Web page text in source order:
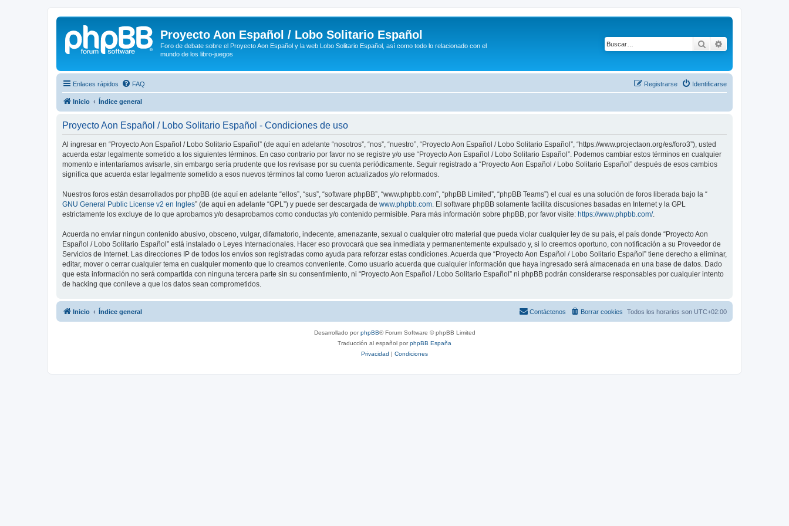
Proyecto Aon Español / Lobo Solitario Español
Foro de debate sobre el Proyecto Aon Español y la web Lobo Solitario Español, así como todo lo relacionado con el
mundo de los libro-juegos
Buscar
Enlaces rápidos FAQ Identificarse
Registrarse
Inicio Índice general
Proyecto Aon Español / Lobo Solitario Español - Condiciones de uso
Al ingresar en “Proyecto Aon Español / Lobo Solitario Español” (de aquí en adelante “nosotros”, “nos”, “nuestro”, “Proyecto Aon Español / Lobo Solitario Español”, “https://www.projectaon.org/es/foro3”), usted
acuerda estar legalmente sometido a los siguientes términos. En caso contrario por favor no se registre y/o use “Proyecto Aon Español / Lobo Solitario Español”. Podemos cambiar estos términos en cualquier
momento e intentaríamos avisarle, sin embargo sería prudente que los revisase por su cuenta periódicamente. Seguir registrado a “Proyecto Aon Español / Lobo Solitario Español” después de esos cambios
significa que acuerda estar legalmente sometido a esos nuevos términos tal como fueron actualizados y/o reformados.
Nuestros foros están desarrollados por phpBB (de aquí en adelante “ellos”, “sus”, “software phpBB”, “www.phpbb.com”, “phpBB Limited”, “phpBB Teams”) el cual es una solución de foros liberada bajo la “
GNU General Public License v2 en Ingles” (de aquí en adelante “GPL”) y puede ser descargada de www.phpbb.com . El software phpBB solamente facilita discusiones basadas en Internet y la GPL
estrictamente los excluye de lo que aprobamos y/o desaprobamos como conductas y/o contenido permisible. Para más información sobre phpBB, por favor visite: https://www.phpbb.com/.
Acuerda no enviar ningun contenido abusivo, obsceno, vulgar, difamatorio, indecente, amenazante, sexual o cualquier otro material que pueda violar cualquier ley de su país, el país donde “Proyecto Aon
Español / Lobo Solitario Español” está instalado o Leyes Internacionales. Hacer eso provocará que sea inmediata y permanentemente expulsado y, si lo creemos oportuno, con notificación a su Proveedor de
Servicios de Internet. Las direcciones IP de todos los envíos son registradas como ayuda para reforzar estas condiciones. Acuerda que “Proyecto Aon Español / Lobo Solitario Español” tiene derecho a eliminar,
editar, mover o cerrar cualquier tema en cualquier momento que lo creamos conveniente. Como usuario acuerda que cualquier información que haya ingresado será almacenada en una base de datos. Dado
que esta información no será compartida con ninguna tercera parte sin su consentimiento, ni “Proyecto Aon Español / Lobo Solitario Español” ni phpBB podrán considerarse responsables por cualquier intento
de hacking que conlleve a que los datos sean comprometidos.
Inicio Índice general Todos los horarios son UTC+02:00
Borrar cookies
Contáctenos
Desarrollado porphpBB® Forum Software © phpBB Limited
Traducción al español porphpBB España
Privacidad | Condiciones